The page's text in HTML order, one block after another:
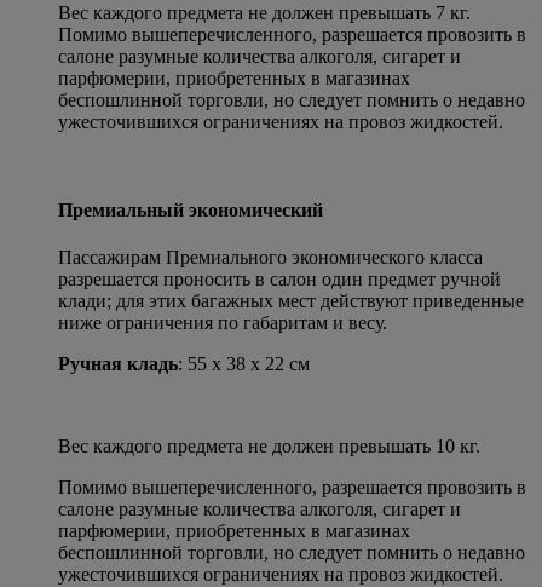
Вес каждого предмета не должен превышать 7 кг.
Помимо вышеперечисленного, разрешается провозить в
салоне разумные количества алкоголя, сигарет и
парфюмерии, приобретенных в магазинах
беспошлинной торговли, но следует помнить о недавно
ужесточившихся ограничениях на провоз жидкостей.
Премиальный экономический
Пассажирам Премиального экономического класса
разрешается проносить в салон один предмет ручной
клади; для этих багажных мест действуют приведенные
ниже ограничения по габаритам и весу.
Ручная кладь: 55 x 38 x 22 см
Вес каждого предмета не должен превышать 10 кг.
Помимо вышеперечисленного, разрешается провозить в
салоне разумные количества алкоголя, сигарет и
парфюмерии, приобретенных в магазинах
беспошлинной торговли, но следует помнить о недавно
ужесточившихся ограничениях на провоз жидкостей.